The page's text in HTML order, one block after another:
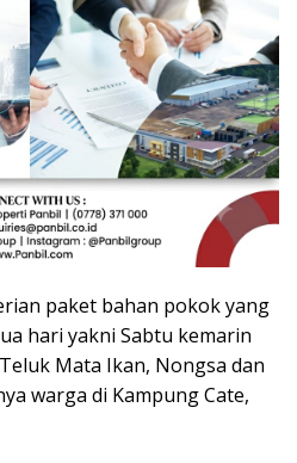
paket bahan pokok yang
hari yakni Sabtu kemarin
Mata Ikan, Nongsa dan
warga di Kampung Cate,